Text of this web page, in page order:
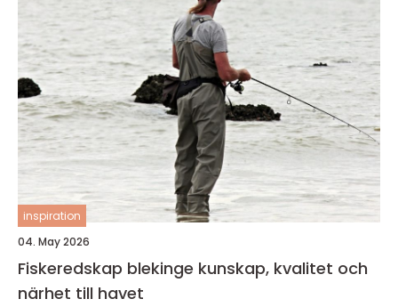
inspiration
04. May 2026
Fiskeredskap blekinge kunskap, kvalitet och
närhet till havet